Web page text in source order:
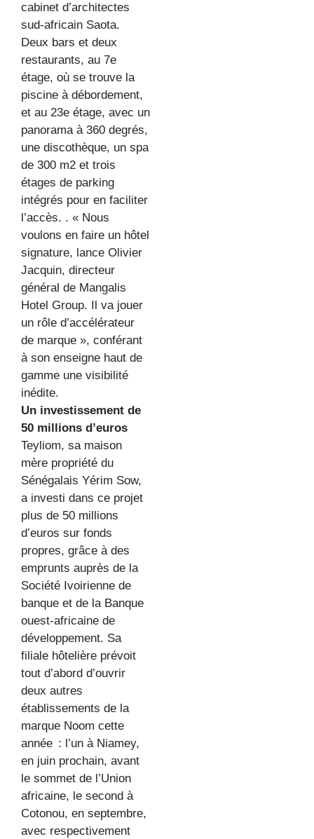
cabinet d’architectes
sud-africain Saota.
Deux bars et deux
restaurants, au 7e
étage, où se trouve la
piscine à débordement,
et au 23e étage, avec un
panorama à 360 degrés,
une discothèque, un spa
de 300 m2 et trois
étages de parking
intégrés pour en faciliter
l’accès. . « Nous
voulons en faire un hôtel
signature, lance Olivier
Jacquin, directeur
général de Mangalis
Hotel Group. Il va jouer
un rôle d’accélérateur
de marque », conférant
à son enseigne haut de
gamme une visibilité
inédite.
Un investissement de
50 millions d’euros
Teyliom, sa maison
mère propriété du
Sénégalais Yérim Sow,
a investi dans ce projet
plus de 50 millions
d’euros sur fonds
propres, grâce à des
emprunts auprès de la
Société Ivoirienne de
banque et de la Banque
ouest-africaine de
développement. Sa
filiale hôtelière prévoit
tout d’abord d’ouvrir
deux autres
établissements de la
marque Noom cette
année : l’un à Niamey,
en juin prochain, avant
le sommet de l’Union
africaine, le second à
Cotonou, en septembre,
avec respectivement